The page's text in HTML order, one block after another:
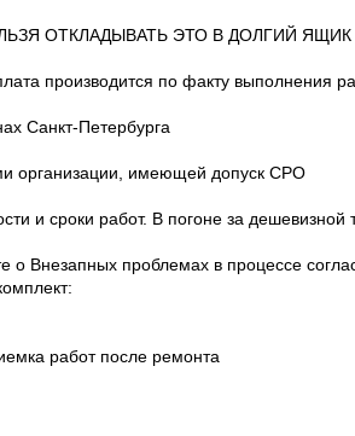
ОТКЛАДЫВАТЬ ЭТО В ДОЛГИЙ ЯЩИК
производится по факту выполнения
Санкт-Петербурга
организации, имеющей допуск СРО
и сроки работ. В погоне за дешевизной
Внезапных проблемах в процессе
работ после ремонта